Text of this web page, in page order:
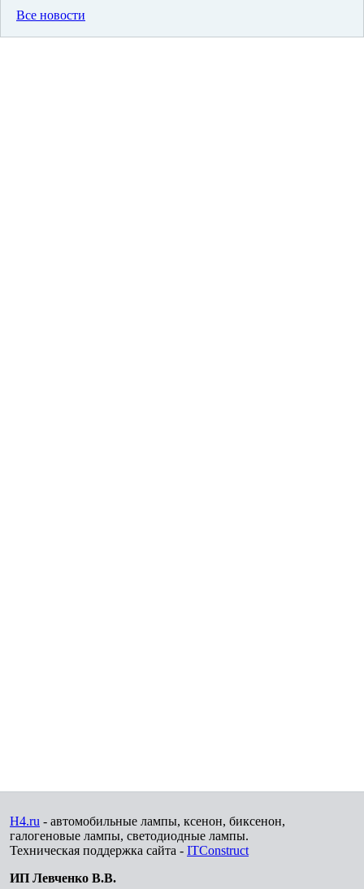
Все новости
H4.ru - автомобильные лампы, ксенон, биксенон,
галогеновые лампы, светодиодные лампы.
Техническая поддержка сайта - ITConstruct
ИП Левченко В.В.